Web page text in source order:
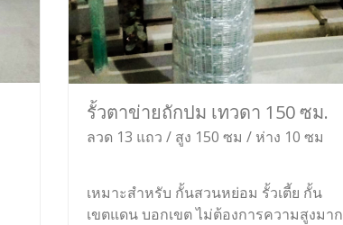
รั้วตาข่ายถักปม เทวดา 150 ซม.
ลวด 13 แถว / สูง 150 ซม / ห่าง 10 ซม
เหมาะสำหรับ กั้นสวนหย่อม รั้วเตี้ย กั้น
เขตแดน บอกเขต ไม่ต้องการความสูงมาก